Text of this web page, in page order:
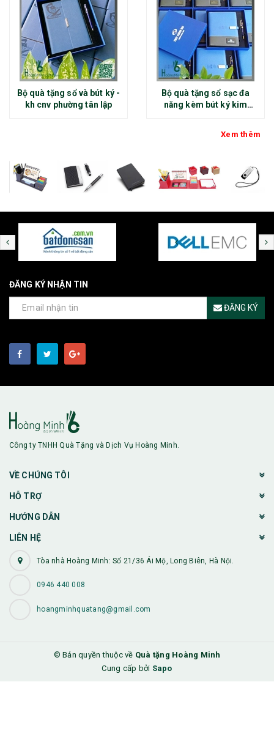
Bộ quà tặng sổ và bút ký -
kh cnv phường tân lập
Bộ quà tặng sổ sạc đa
năng kèm bút ký kim
Xem thêm
ĐĂNG KÝ NHẬN TIN
ĐĂNG KÝ
Công ty TNHH Quà Tặng và Dịch Vụ Hoàng Minh.
VỀ CHÚNG TÔI
HỖ TRỢ
HƯỚNG DẪN
LIÊN HỆ
Tòa nhà Hoàng Minh: Số 21/36 Ái Mộ, Long Biên, Hà Nội.
0946 440 008
hoangminhquatang@gmail.com
© Bản quyền thuộc về Quà tặng Hoàng Minh
Cung cấp bởi Sapo